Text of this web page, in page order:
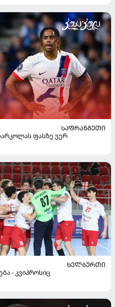
ᲡᲐᲤᲠᲐᲜᲒᲔᲗᲘ
ფასზე ვერ
ᲮᲔᲚᲑᲣᲠᲗᲘ
- კვიპროსიც